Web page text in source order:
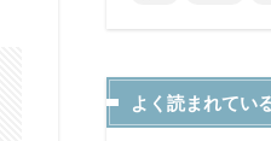
よく読まれてい